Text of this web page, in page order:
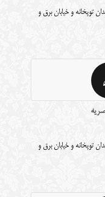
توپخانه و خیابان برق و
توپخانه و خیابان برق و